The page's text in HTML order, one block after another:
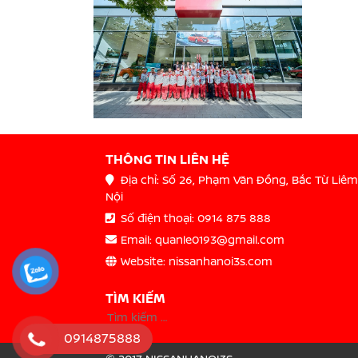
THÔNG TIN LIÊN HỆ
Địa chỉ: Số 26, Phạm Văn Đồng, Bắc Từ
Nội
Số điện thoại: 0914 875 888
Email: quanle0193@gmail.com
Website: nissanhanoi3s.com
TÌM KIẾM
0914875888